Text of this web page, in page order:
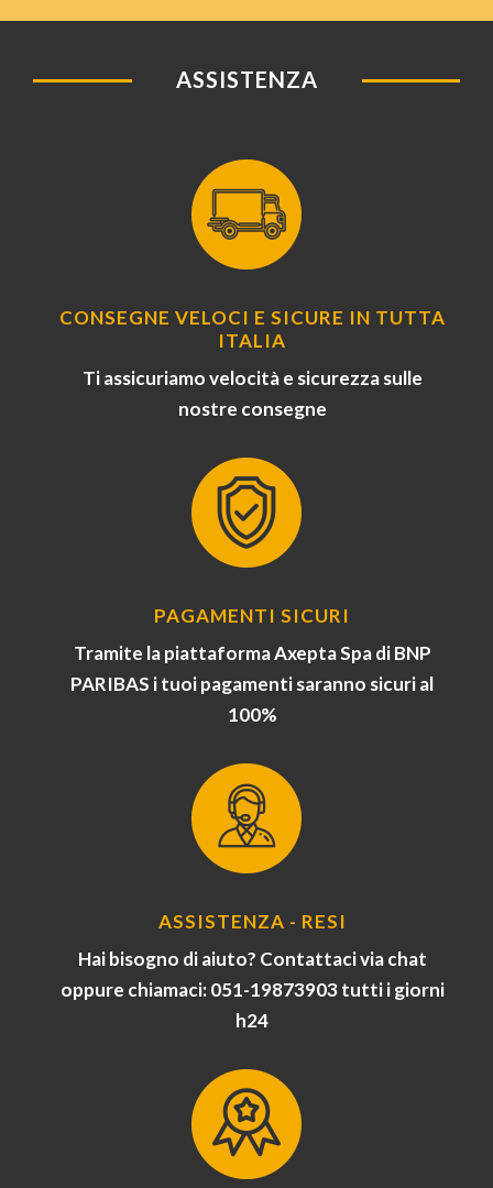
ASSISTENZA
CONSEGNE VELOCI E SICURE IN TUTTA
ITALIA
Ti assicuriamo velocità e sicurezza sulle
nostre consegne
PAGAMENTI SICURI
Tramite la piattaforma Axepta Spa di BNP
PARIBAS i tuoi pagamenti saranno sicuri al
100%
ASSISTENZA - RESI
Hai bisogno di aiuto? Contattaci via chat
oppure chiamaci: 051-19873903 tutti i giorni
h24